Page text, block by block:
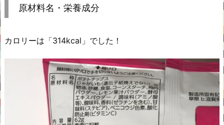
原材料名・栄養成分
カロリーは「314kcal」でした！